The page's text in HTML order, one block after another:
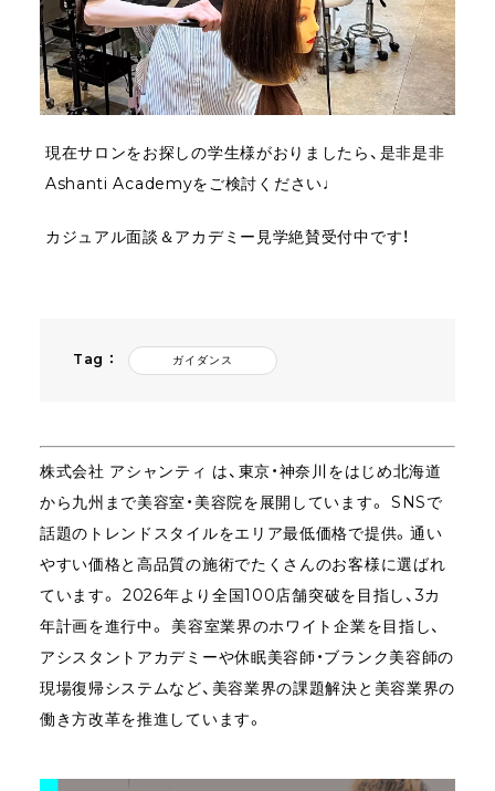
現在サロンをお探しの学生様がおりましたら、是非是非
Ashanti Academyをご検討ください♩
カジュアル面談＆アカデミー見学絶賛受付中です！
Tag ： ガイダンス
株式会社 アシャンティ は、東京・神奈川をはじめ北海道
から九州まで美容室・美容院を展開しています。 SNSで
話題のトレンドスタイルをエリア最低価格で提供。通い
やすい価格と高品質の施術でたくさんのお客様に選ばれ
ています。 2026年より全国100店舗突破を目指し、3カ
年計画を進行中。 美容室業界のホワイト企業を目指し、
アシスタントアカデミーや休眠美容師・ブランク美容師の
現場復帰システムなど、美容業界の課題解決と美容業界の
働き方改革を推進しています。